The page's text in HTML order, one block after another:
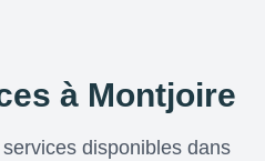
à Montjoire
disponibles dans